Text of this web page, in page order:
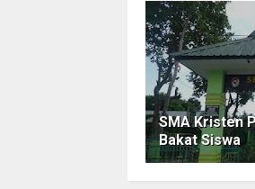
SMA Kristen
Bakat Siswa